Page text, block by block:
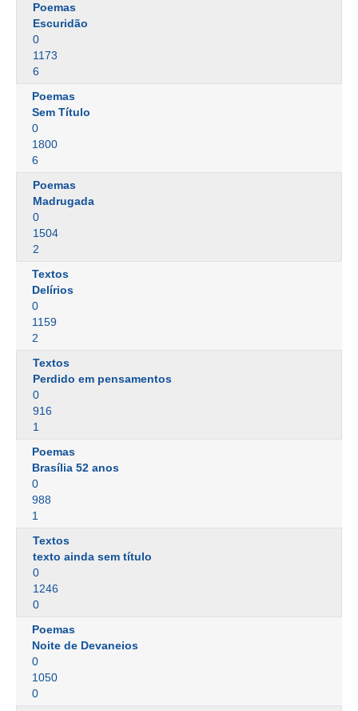
Poemas
Escuridão
0
1173
6
Poemas
Sem Título
0
1800
6
Poemas
Madrugada
0
1504
2
Textos
Delírios
0
1159
2
Textos
Perdido em pensamentos
0
916
1
Poemas
Brasília 52 anos
0
988
1
Textos
texto ainda sem título
0
1246
0
Poemas
Noite de Devaneios
0
1050
0